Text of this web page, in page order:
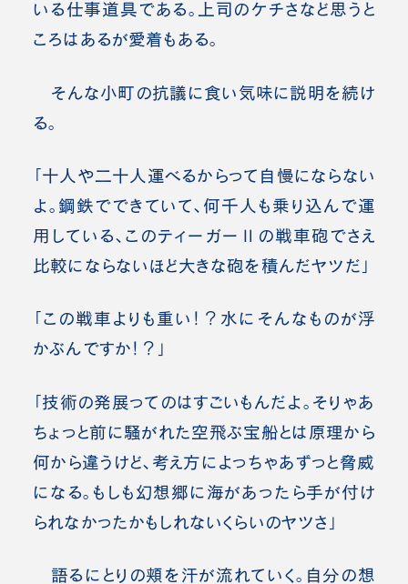
いる仕事道具である。上司のケチさなど思うと
ころはあるが愛着もある。
そんな小町の抗議に食い気味に説明を続け
る。
「十人や二十人運べるからって自慢にならない
よ。鋼鉄でできていて、何千人も乗り込んで運
用している、このティーガーⅡの戦車砲でさえ
比較にならないほど大きな砲を積んだヤツだ」
「この戦車よりも重い！？水にそんなものが浮
かぶんですか！？」
「技術の発展ってのはすごいもんだよ。そりゃあ
ちょっと前に騒がれた空飛ぶ宝船とは原理から
何から違うけど、考え方によっちゃあずっと脅威
になる。もしも幻想郷に海があったら手が付け
られなかったかもしれないくらいのヤツさ」
語るにとりの頬を汗が流れていく。自分の想